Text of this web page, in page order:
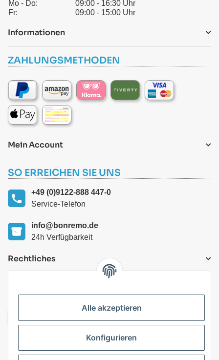
Mo - Do:
09:00 - 16:30 Uhr
Fr:
09:00 - 15:00 Uhr
Informationen
ZAHLUNGSMETHODEN
Mein Account
SO ERREICHEN SIE UNS
+49 (0)9122-888 447-0
Service-Telefon
info@bonremo.de
24h Verfügbarkeit
Rechtliches
Alle akzeptieren
Konfigurieren